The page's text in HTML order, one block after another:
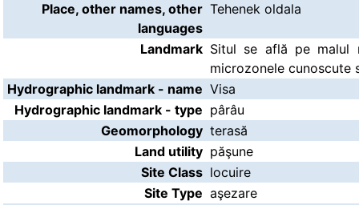
Place, other names, other
languages
Tehenek oldala
Landmark Situl se află pe malul
microzonele cunoscute
Hydrographic landmark - name Visa
Hydrographic landmark - type pârâu
Geomorphology terasă
Land utility păşune
Site Class locuire
Site Type aşezare